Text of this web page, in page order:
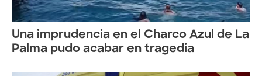
Una imprudencia en el Charco Azul de La
Palma pudo acabar en tragedia